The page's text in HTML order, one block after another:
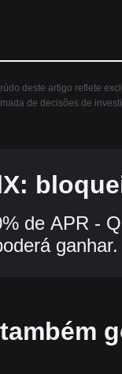
deste artigo reflete
de decisões de
de APR -
ganhar.